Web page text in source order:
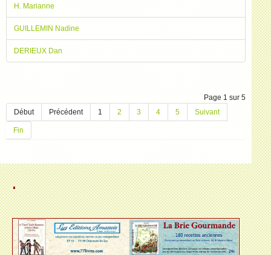
H. Marianne
GUILLEMIN Nadine
DERIEUX Dan
Page 1 sur 5
Début
Précédent 1 2 3 4 5 Suivant
Fin
.